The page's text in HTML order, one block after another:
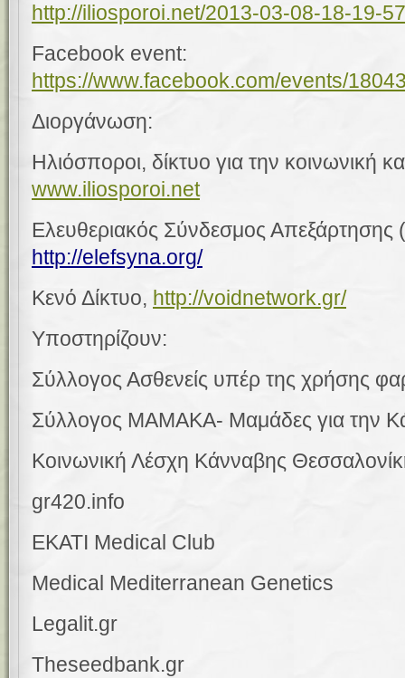
http://iliosporoi.net/2013-03-08-18-19-57
Facebook event:
https://www.facebook.com/events/
Διοργάνωση:
Ηλιόσποροι, δίκτυο για την κοινωνική
www.iliosporoi.net
Ελευθεριακός Σύνδεσμος
http://elefsyna.org/
Κενό Δίκτυο, http://voidnetwork.gr/
Υποστηρίζουν:
Σύλλογος Ασθενείς υπέρ της χρήσης
Σύλλογος ΜΑΜΑΚΑ- Μαμάδες για την
Κοινωνική Λέσχη Κάνναβης
gr420.info
EKATI Medical Club
Medical Mediterranean Genetics
Legalit.gr
Theseedbank.gr